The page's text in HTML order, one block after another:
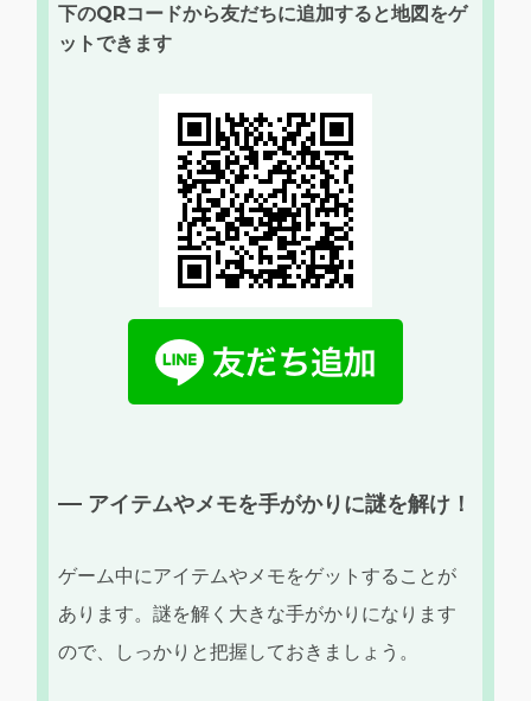
下のQRコードから友だちに追加すると地図をゲ
ットできます
アイテムやメモを手がかりに謎を解け！
ゲーム中にアイテムやメモをゲットすることが
あります。謎を解く大きな手がかりになります
ので、しっかりと把握しておきましょう。